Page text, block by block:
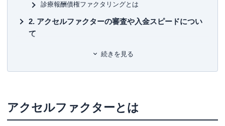
有料職業紹介事業（厚生労働大臣許可・許可番号：23-
診療報酬債権ファクタリングとは
アクセルファクターの審査や入金スピードについ
て
アクセルファクターの手数料や費用について
アクセルファクターの審査に必要な書類
アクセルファクターの審査通過率は93％！
続きを見る
アクセルファクターとは